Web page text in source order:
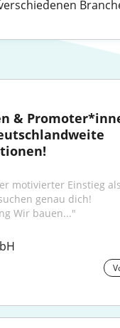
&
motivierter Einstieg als
genau dich!
Wir bauen..."